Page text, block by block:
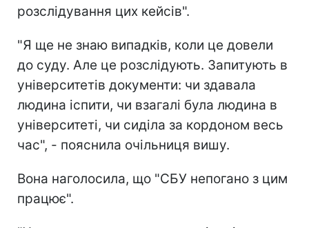
розслідування цих кейсів".
"Я ще не знаю випадків, коли це довели
до суду. Але це розслідують. Запитують в
університетів документи: чи здавала
людина іспити, чи взагалі була людина в
університеті, чи сиділа за кордоном весь
час", - пояснила очільниця вишу.
Вона наголосила, що "СБУ непогано з цим
працює".